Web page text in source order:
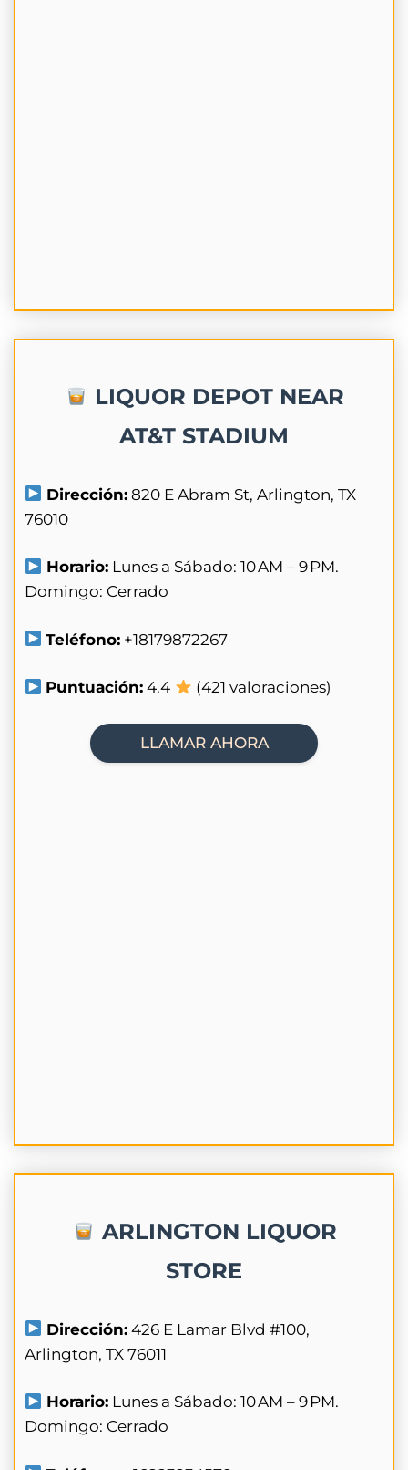
LIQUOR DEPOT NEAR
AT&T STADIUM
Dirección: 820 E Abram St, Arlington, TX
76010
Horario: Lunes a Sábado: 10 AM – 9 PM.
Domingo: Cerrado
Teléfono: +18179872267
Puntuación: 4.4 (421 valoraciones)
LLAMAR AHORA
ARLINGTON LIQUOR
STORE
Dirección: 426 E Lamar Blvd #100,
Arlington, TX 76011
Horario: Lunes a Sábado: 10 AM – 9 PM.
Domingo: Cerrado